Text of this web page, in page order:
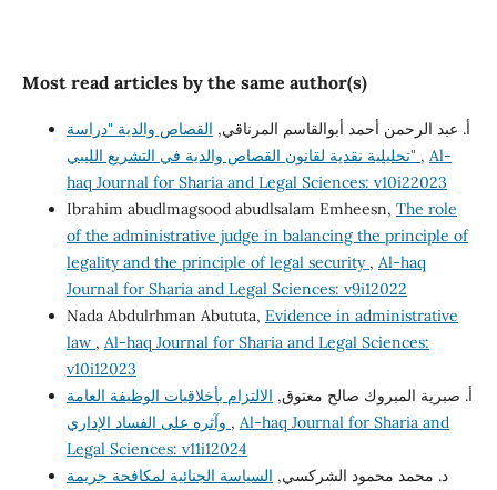
Most read articles by the same author(s)
أ. عبد الرحمن أحمد أبوالقاسم المرناقي, القصاص والدية "دراسة
تحليلية نقدية لقانون القصاص والدية في التشريع الليبي" , Al-
haq Journal for Sharia and Legal Sciences: v10i22023
Ibrahim abudlmagsood abudlsalam Emheesn, The role
of the administrative judge in balancing the principle of
legality and the principle of legal security , Al-haq
Journal for Sharia and Legal Sciences: v9i12022
Nada Abdulrhman Abututa, Evidence in administrative
law , Al-haq Journal for Sharia and Legal Sciences:
v10i12023
أ‌. صبرية المبروك صالح معتوق, الالتزام بأخلاقيات الوظيفة العامة
, Al-haq Journal for Sharia and
Legal Sciences: v11i12024
د. محمد محمود الشركسي, السياسة الجنائية لمكافحة جريمة